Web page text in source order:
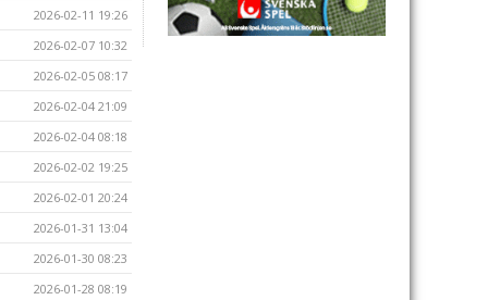
2026-02-11 19:26
2026-02-07 10:32
2026-02-05 08:17
2026-02-04 21:09
2026-02-04 08:18
2026-02-02 19:25
2026-02-01 20:24
2026-01-31 13:04
2026-01-30 08:23
2026-01-28 08:19